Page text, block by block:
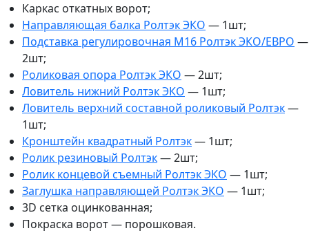
Каркас откатных ворот;
Направляющая балка Ролтэк ЭКО — 1шт;
Подставка регулировочная М16 Ролтэк ЭКО/ЕВРО —
2шт;
Роликовая опора Ролтэк ЭКО — 2шт;
Ловитель нижний Ролтэк ЭКО — 1шт;
Ловитель верхний составной роликовый Ролтэк—
1шт;
Кронштейн квадратный Ролтэк— 1шт;
Ролик резиновый Ролтэк— 2шт;
Ролик концевой съемный Ролтэк ЭКО — 1шт;
Заглушка направляющей Ролтэк ЭКО — 1шт;
3D сетка оцинкованная;
Покраска ворот — порошковая.